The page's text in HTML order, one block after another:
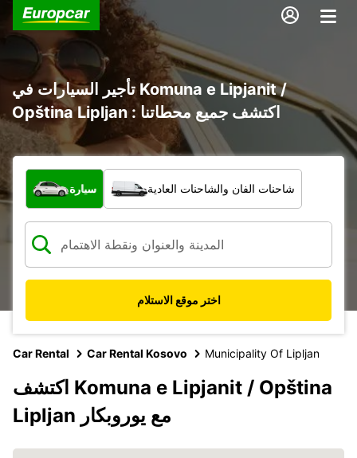
تأجير السيارات في Komuna e Lipjanit /
Opština Lipljan : اكتشف جميع محطاتنا
ما نوع المركبة؟
سيارة شاحنات الفان والشاحنات العادية
اختر موقع الاستلام
Car Rental Car Rental Kosovo Municipality Of Lipljan
اكتشف Komuna e Lipjanit / Opština
Lipljan مع يوروبكار